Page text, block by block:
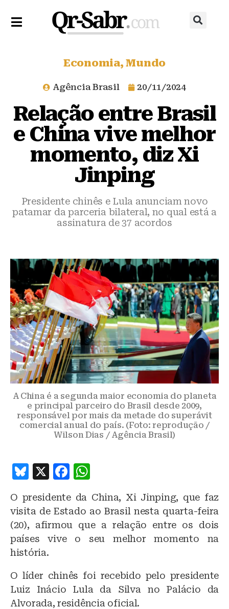
Economia,Mundo
Agência Brasil 20/11/2024
Relação entre Brasil
e China vive melhor
momento, diz Xi
Jinping
Presidente chinês e Lula anunciam novo
patamar da parceria bilateral, no qual está a
assinatura de 37 acordos
A China é a segunda maior economia do planeta
e principal parceiro do Brasil desde 2009,
responsável por mais da metade do superávit
comercial anual do país. (Foto: reprodução /
Wilson Dias / Agência Brasil)
B
e
s
k
y
X
F
c
e
b
o
k
at
s
A
p
O presidente da China, Xi Jinping, que faz
visita de Estado ao Brasil nesta quarta-feira
(20), afirmou que a relação entre os dois
países vive o seu melhor momento na
história.
O líder chinês foi recebido pelo presidente
Luiz Inácio Lula da Silva no Palácio da
Alvorada, residência oficial.